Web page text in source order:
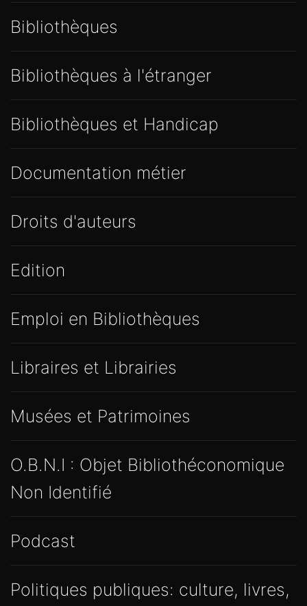
Bibliothèques
Bibliothèques à l'étranger
Bibliothèques et Handicap
Documentation métier
Droits d'auteurs
Edition
Emploi en Bibliothèques
Libraires et Librairies
Musées et Patrimoines
O.B.N.I : Objet Bibliothéconomique
Non Identifié
Podcast
Politiques publiques: culture, livres,